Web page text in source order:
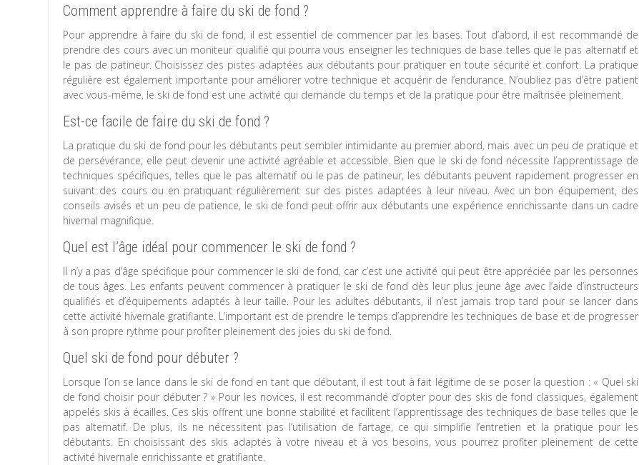
Comment apprendre à faire du ski de fond ?
Pour apprendre à faire du ski de fond, il est essentiel de commencer par les bases. Tout d’abord, il est recommandé de
prendre des cours avec un moniteur qualifié qui pourra vous enseigner les techniques de base telles que le pas alternatif et
le pas de patineur. Choisissez des pistes adaptées aux débutants pour pratiquer en toute sécurité et confort. La pratique
régulière est également importante pour améliorer votre technique et acquérir de l’endurance. N’oubliez pas d’être patient
avec vous-même, le ski de fond est une activité qui demande du temps et de la pratique pour être maîtrisée pleinement.
Est-ce facile de faire du ski de fond ?
La pratique du ski de fond pour les débutants peut sembler intimidante au premier abord, mais avec un peu de pratique et
de persévérance, elle peut devenir une activité agréable et accessible. Bien que le ski de fond nécessite l’apprentissage de
techniques spécifiques, telles que le pas alternatif ou le pas de patineur, les débutants peuvent rapidement progresser en
suivant des cours ou en pratiquant régulièrement sur des pistes adaptées à leur niveau. Avec un bon équipement, des
conseils avisés et un peu de patience, le ski de fond peut offrir aux débutants une expérience enrichissante dans un cadre
hivernal magnifique.
Quel est l’âge idéal pour commencer le ski de fond ?
Il n’y a pas d’âge spécifique pour commencer le ski de fond, car c’est une activité qui peut être appréciée par les personnes
de tous âges. Les enfants peuvent commencer à pratiquer le ski de fond dès leur plus jeune âge avec l’aide d’instructeurs
qualifiés et d’équipements adaptés à leur taille. Pour les adultes débutants, il n’est jamais trop tard pour se lancer dans
cette activité hivernale gratifiante. L’important est de prendre le temps d’apprendre les techniques de base et de progresser
à son propre rythme pour profiter pleinement des joies du ski de fond.
Quel ski de fond pour débuter ?
Lorsque l’on se lance dans le ski de fond en tant que débutant, il est tout à fait légitime de se poser la question : « Quel ski
de fond choisir pour débuter ? » Pour les novices, il est recommandé d’opter pour des skis de fond classiques, également
appelés skis à écailles. Ces skis offrent une bonne stabilité et facilitent l’apprentissage des techniques de base telles que le
pas alternatif. De plus, ils ne nécessitent pas l’utilisation de fartage, ce qui simplifie l’entretien et la pratique pour les
débutants. En choisissant des skis adaptés à votre niveau et à vos besoins, vous pourrez profiter pleinement de cette
activité hivernale enrichissante et gratifiante.